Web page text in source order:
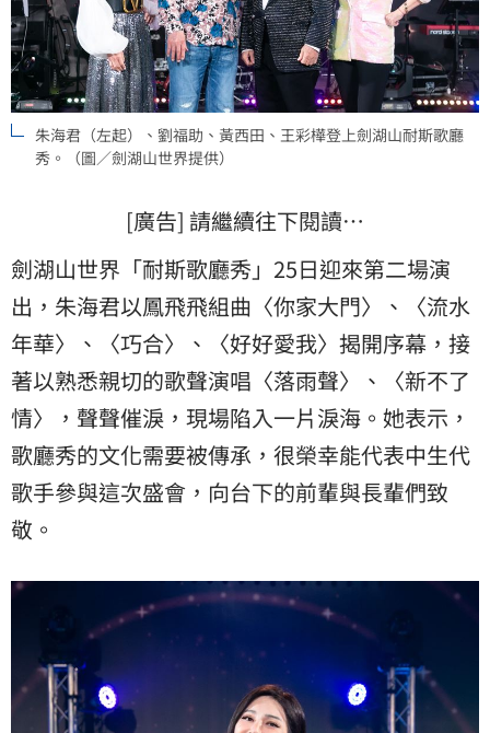
朱海君（左起）、劉福助、黃西田、王彩樺登上劍湖山耐斯歌廳
秀。（圖／劍湖山世界提供）
[廣告] 請繼續往下閱讀…
劍湖山世界「耐斯歌廳秀」25日迎來第二場演
出，朱海君以鳳飛飛組曲〈你家大門〉、〈流水
年華〉、〈巧合〉、〈好好愛我〉揭開序幕，接
著以熟悉親切的歌聲演唱〈落雨聲〉、〈新不了
情〉，聲聲催淚，現場陷入一片淚海。她表示，
歌廳秀的文化需要被傳承，很榮幸能代表中生代
歌手參與這次盛會，向台下的前輩與長輩們致
敬。